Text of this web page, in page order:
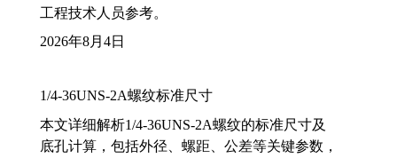
工程技术人员参考。
2026年8月4日
1/4-36UNS-2A螺纹标准尺寸
本文详细解析1/4-36UNS-2A螺纹的标准尺寸及
底孔计算，包括外径、螺距、公差等关键参数，